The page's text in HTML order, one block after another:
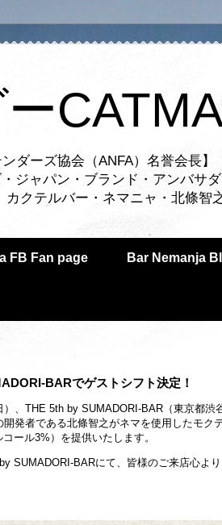
ダーズ協会（ANFA）名誉会長
ジャパン・ブランド・アンバサ
クテルバー・ネマニャ・北條智
FB Fan page Bar Nemanja
BARでゲストシフト決定！
）、THE 5th by SUMADORI-BAR（東京都渋
発者である北條智之がネマを使用したモク
ール3%）を提供いたします。
SUMADORI-BARにて、皆様のご来店心よ